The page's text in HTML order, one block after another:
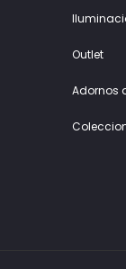
Outlet
Adornos